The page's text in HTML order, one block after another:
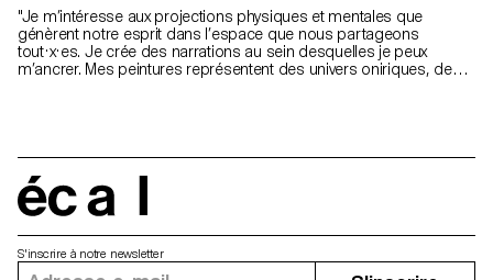
"Je m’intéresse aux projections physiques et mentales que
génèrent notre esprit dans l’espace que nous partageons
tout·x·es. Je crée des narrations au sein desquelles je peux
m’ancrer. Mes peintures représentent des univers oniriques, des
autant architectural que politique. Par le biais de la performance,
j’installe un climat de tension avec les spectateur·x·ice·s. Je
cherche autant à apaiser qu’à perturber… Je n’ai pas la réponse."
S'inscrire à notre newsletter